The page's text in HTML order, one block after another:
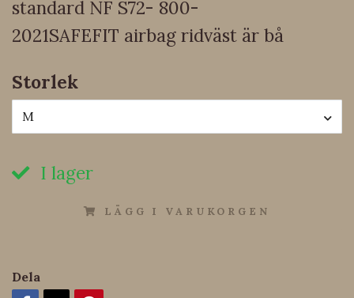
standard NF S72- 800-
2021SAFEFIT airbag ridväst är bå
Storlek
M
I lager
LÄGG I VARUKORGEN
Dela